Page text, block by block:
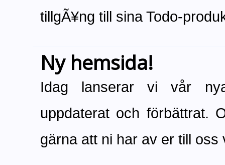
tillgÃ¥ng till sina Todo-
Ny hemsida!
Idag lanserar vi vår
uppdaterat och förbättrat.
gärna att ni har av er till oss